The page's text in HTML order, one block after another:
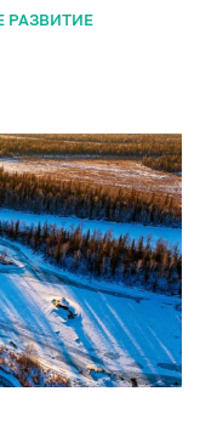
РАЗВИТИЕ